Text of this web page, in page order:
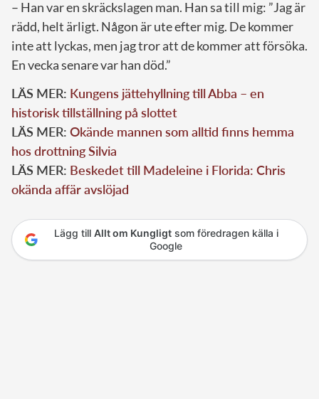
– Han var en skräckslagen man. Han sa till mig: ”Jag är
rädd, helt ärligt. Någon är ute efter mig. De kommer
inte att lyckas, men jag tror att de kommer att försöka.
En vecka senare var han död.”
LÄS MER: Kungens jättehyllning till Abba – en
historisk tillställning på slottet
LÄS MER: Okände mannen som alltid finns hemma
hos drottning Silvia
LÄS MER: Beskedet till Madeleine i Florida: Chris
okända affär avslöjad
Lägg till Allt om Kungligtsom föredragen källa i
Google